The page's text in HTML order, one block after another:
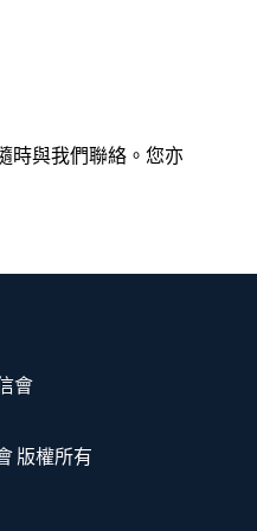
時與我們聯絡。您亦
版權所有